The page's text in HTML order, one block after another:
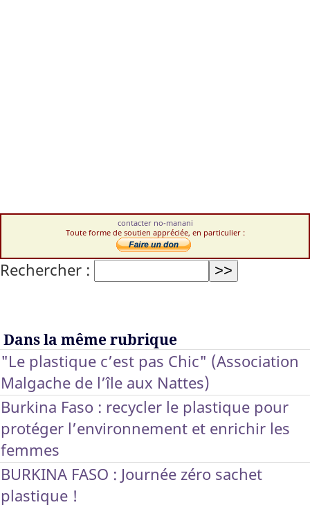
contacter no-manani
Toute forme de soutien appréciée, en particulier :
Rechercher :
Dans la même rubrique
"Le plastique c’est pas Chic" (Association
Malgache de l’île aux Nattes)
Burkina Faso : recycler le plastique pour
protéger l’environnement et enrichir les
femmes
BURKINA FASO : Journée zéro sachet
plastique !